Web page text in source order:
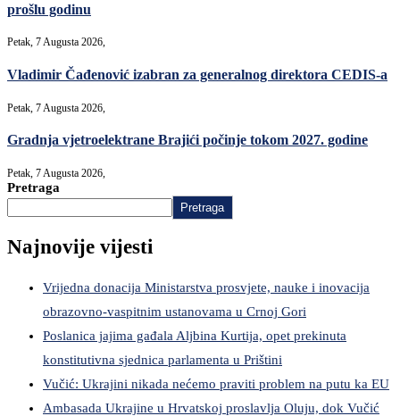
prošlu godinu
Petak, 7 Augusta 2026,
Vladimir Čađenović izabran za generalnog direktora CEDIS-a
Petak, 7 Augusta 2026,
Gradnja vjetroelektrane Brajići počinje tokom 2027. godine
Petak, 7 Augusta 2026,
Pretraga
Pretraga
Najnovije vijesti
Vrijedna donacija Ministarstva prosvjete, nauke i inovacija
obrazovno-vaspitnim ustanovama u Crnoj Gori
Poslanica jajima gađala Aljbina Kurtija, opet prekinuta
konstitutivna sjednica parlamenta u Prištini
Vučić: Ukrajini nikada nećemo praviti problem na putu ka EU
Ambasada Ukrajine u Hrvatskoj proslavlja Oluju, dok Vučić